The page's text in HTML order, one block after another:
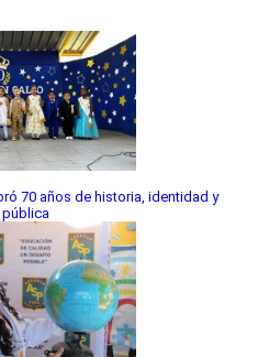
70 años de historia, identidad y